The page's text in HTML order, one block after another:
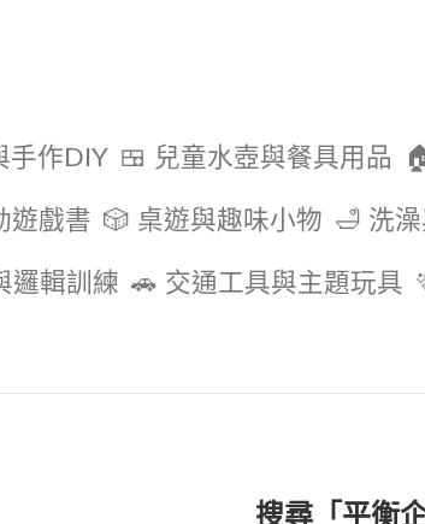
手作DIY 🍱 兒童水壺與餐具用品
遊戲書 🎲 桌遊與趣味小物 🛁 洗
邏輯訓練 🚗 交通工具與主題玩具
搜尋「平衡